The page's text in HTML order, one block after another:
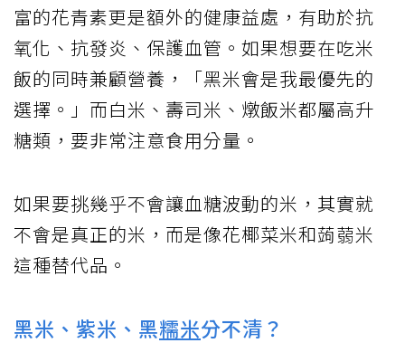
富的花青素更是額外的健康益處，有助於抗
氧化、抗發炎、保護血管。如果想要在吃米
飯的同時兼顧營養，「黑米會是我最優先的
選擇。」而白米、壽司米、燉飯米都屬高升
糖類，要非常注意食用分量。
如果要挑幾乎不會讓血糖波動的米，其實就
不會是真正的米，而是像花椰菜米和蒟蒻米
這種替代品。
黑米、紫米、黑糯米分不清？